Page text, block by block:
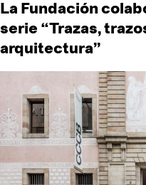
La Fundación
serie “Trazas,
arquitectura”